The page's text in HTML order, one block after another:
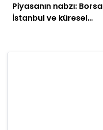
Piyasanın nabzı: Borsa
İstanbul ve küresel